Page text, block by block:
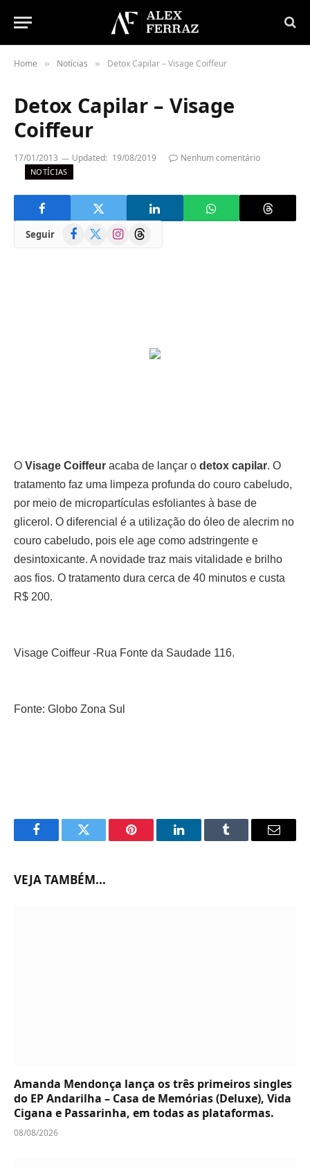
Home » Notícias » Detox Capilar – Visage Coiffeur
Detox Capilar – Visage
Coiffeur
17/01/2013 Updated: 19/08/2019 Nenhum comentário
NOTÍCIAS
Seguir Facebook
(Twitter)
InstagramThreads
O Visage Coiffeur acaba de lançar o detox capilar. O
tratamento faz uma limpeza profunda do couro cabeludo,
por meio de micropartículas esfoliantes à base de
glicerol. O diferencial é a utilização do óleo de alecrim no
couro cabeludo, pois ele age como adstringente e
desintoxicante. A novidade traz mais vitalidade e brilho
aos fios. O tratamento dura cerca de 40 minutos e custa
R$ 200.
Visage Coiffeur -Rua Fonte da Saudade 116.
Fonte: Globo Zona Sul
FacebookTwitter Pinterest LinkedInTumblr Email
VEJA TAMBÉM...
Amanda Mendonça lança os três primeiros singles
do EP Andarilha – Casa de Memórias (Deluxe), Vida
Cigana e Passarinha, em todas as plataformas.
08/08/2026